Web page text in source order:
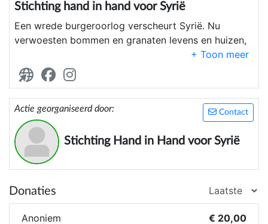
Stichting hand in hand voor Syrië
Een wrede burgeroorlog verscheurt Syrië. Nu
verwoesten bommen en granaten levens en huizen,
dromen gaan in rook op. Hulp is dringend nodig.
'Hand in Hand voor Syrië' biedt deze hulp. Maar
ook úw hulp hebben we nodig.
Contact
Actie georganiseerd door:
Stichting Hand in Hand voor Syrië
Donaties
Anoniem € 20,00